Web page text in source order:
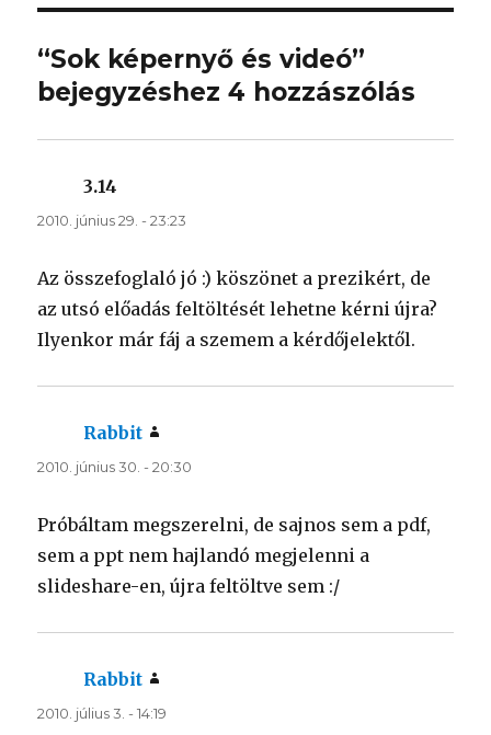
“Sok képernyő és videó”
bejegyzéshez 4 hozzászólás
3.14
2010. június 29. - 23:23
Az összefoglaló jó :) köszönet a prezikért, de
az utsó előadás feltöltését lehetne kérni újra?
Ilyenkor már fáj a szemem a kérdőjelektől.
Rabbit
2010. június 30. - 20:30
Próbáltam megszerelni, de sajnos sem a pdf,
sem a ppt nem hajlandó megjelenni a
slideshare-en, újra feltöltve sem :/
Rabbit
2010. július 3. - 14:19